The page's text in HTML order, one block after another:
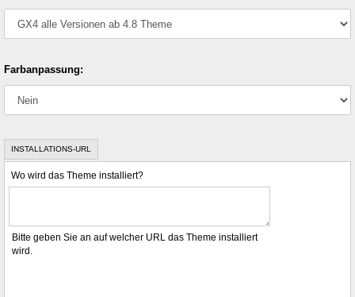
Farbanpassung:
INSTALLATIONS-URL
Wo wird das Theme installiert?
Bitte geben Sie an auf welcher URL das Theme installiert
wird.